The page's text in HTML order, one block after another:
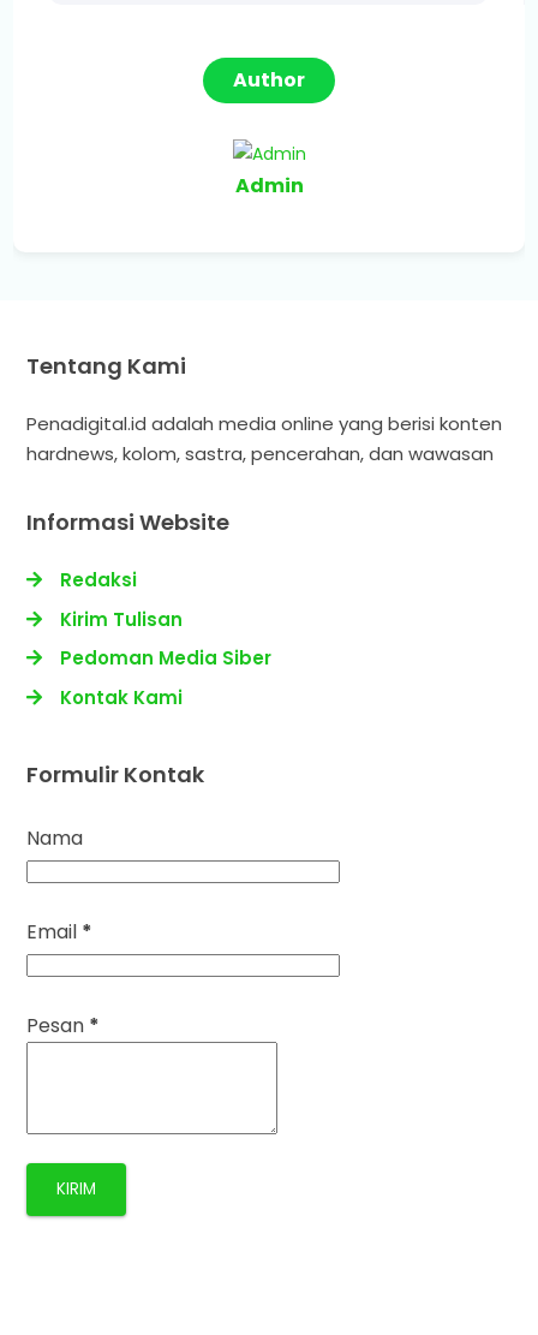
Author
Admin
Tentang Kami
Penadigital.id adalah media online yang berisi konten
hardnews, kolom, sastra, pencerahan, dan wawasan
Informasi Website
Redaksi
Kirim Tulisan
Pedoman Media Siber
Kontak Kami
Formulir Kontak
Nama
Email *
Pesan *